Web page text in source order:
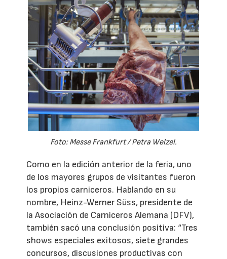
Foto: Messe Frankfurt / Petra Welzel.
Como en la edición anterior de la feria, uno
de los mayores grupos de visitantes fueron
los propios carniceros. Hablando en su
nombre, Heinz-Werner Süss, presidente de
la Asociación de Carniceros Alemana (DFV),
también sacó una conclusión positiva: “Tres
shows especiales exitosos, siete grandes
concursos, discusiones productivas con